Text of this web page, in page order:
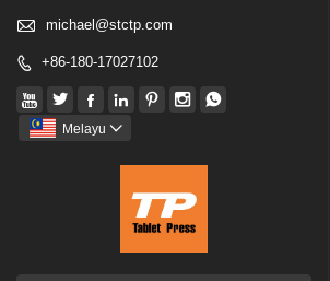
 michael@stctp.com
 +86-180-17027102
     

Melayu 